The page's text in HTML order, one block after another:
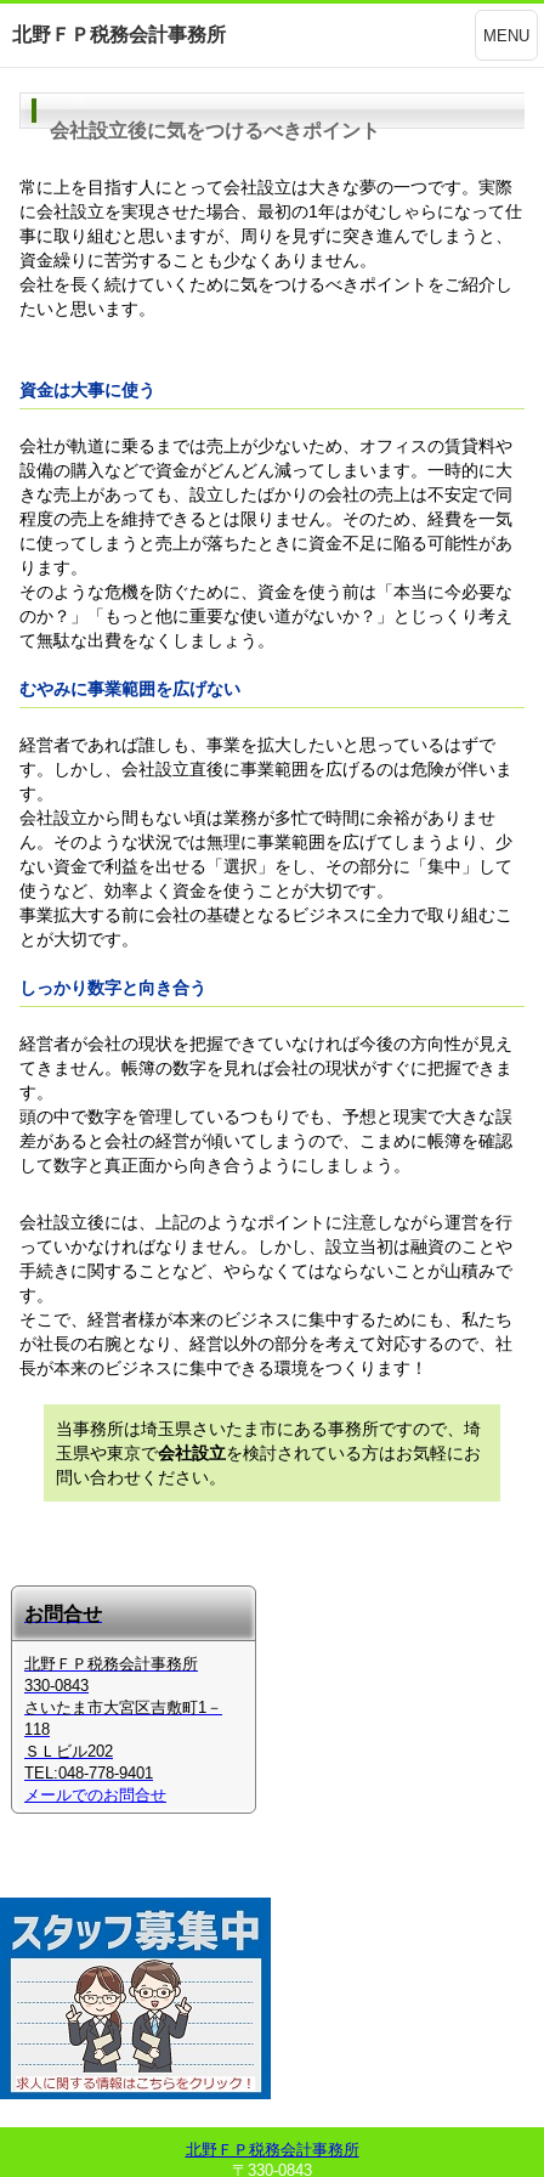
北野ＦＰ税務会計事務所 MENU
会社設立後に気をつけるべきポイント
常に上を目指す人にとって会社設立は大きな夢の一つです。実際
に会社設立を実現させた場合、最初の1年はがむしゃらになって仕
事に取り組むと思いますが、周りを見ずに突き進んでしまうと、
資金繰りに苦労することも少なくありません。
会社を長く続けていくために気をつけるべきポイントをご紹介し
たいと思います。
資金は大事に使う
会社が軌道に乗るまでは売上が少ないため、オフィスの賃貸料や
設備の購入などで資金がどんどん減ってしまいます。一時的に大
きな売上があっても、設立したばかりの会社の売上は不安定で同
程度の売上を維持できるとは限りません。そのため、経費を一気
に使ってしまうと売上が落ちたときに資金不足に陥る可能性があ
ります。
そのような危機を防ぐために、資金を使う前は「本当に今必要な
のか？」「もっと他に重要な使い道がないか？」とじっくり考え
て無駄な出費をなくしましょう。
むやみに事業範囲を広げない
経営者であれば誰しも、事業を拡大したいと思っているはずで
す。しかし、会社設立直後に事業範囲を広げるのは危険が伴いま
す。
会社設立から間もない頃は業務が多忙で時間に余裕がありませ
ん。そのような状況では無理に事業範囲を広げてしまうより、少
ない資金で利益を出せる「選択」をし、その部分に「集中」して
使うなど、効率よく資金を使うことが大切です。
事業拡大する前に会社の基礎となるビジネスに全力で取り組むこ
とが大切です。
しっかり数字と向き合う
経営者が会社の現状を把握できていなければ今後の方向性が見え
てきません。帳簿の数字を見れば会社の現状がすぐに把握できま
す。
頭の中で数字を管理しているつもりでも、予想と現実で大きな誤
差があると会社の経営が傾いてしまうので、こまめに帳簿を確認
して数字と真正面から向き合うようにしましょう。
会社設立後には、上記のようなポイントに注意しながら運営を行
っていかなければなりません。しかし、設立当初は融資のことや
手続きに関することなど、やらなくてはならないことが山積みで
す。
そこで、経営者様が本来のビジネスに集中するためにも、私たち
が社長の右腕となり、経営以外の部分を考えて対応するので、社
長が本来のビジネスに集中できる環境をつくります！
当事務所は埼玉県さいたま市にある事務所ですので、埼
玉県や東京で会社設立を検討されている方はお気軽にお
問い合わせください。
お問合せ
北野ＦＰ税務会計事務所
330-0843
さいたま市大宮区吉敷町1－
118
ＳＬビル202
TEL:048-778-9401
メールでのお問合せ
北野ＦＰ税務会計事務所
〒330-0843